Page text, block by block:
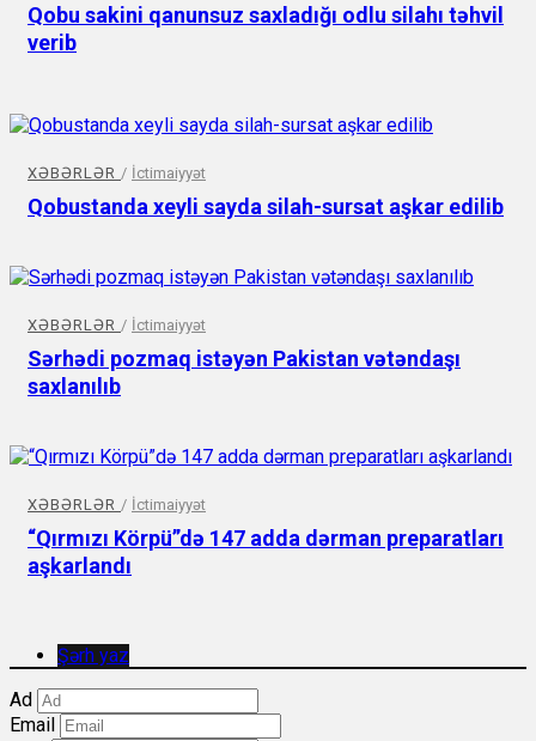
Qobu sakini qanunsuz saxladığı odlu silahı təhvil
verib
XƏBƏRLƏR / İctimaiyyət
Qobustanda xeyli sayda silah-sursat aşkar edilib
XƏBƏRLƏR / İctimaiyyət
Sərhədi pozmaq istəyən Pakistan vətəndaşı
saxlanılıb
XƏBƏRLƏR / İctimaiyyət
“Qırmızı Körpü”də 147 adda dərman preparatları
aşkarlandı
Şərh yaz
Ad
Email